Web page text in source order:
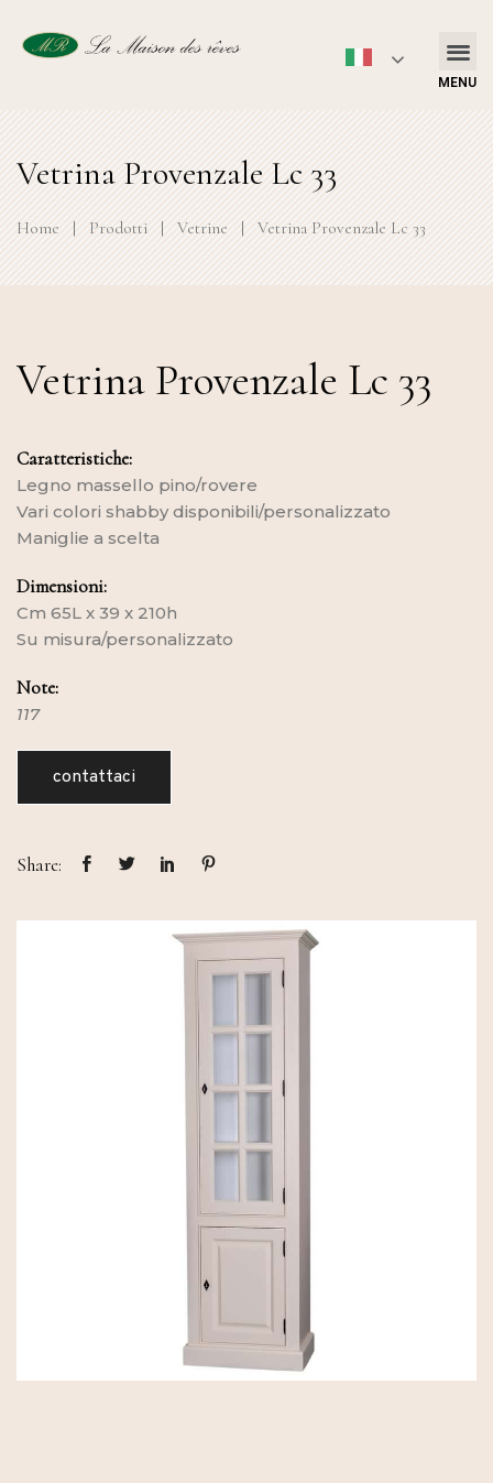
MENU
Vetrina Provenzale Lc 33
Home | Prodotti | Vetrine | Vetrina Provenzale Lc 33
Vetrina Provenzale Lc 33
Caratteristiche:
Legno massello pino/rovere
Vari colori shabby disponibili/personalizzato
Maniglie a scelta
Dimensioni:
Cm 65L x 39 x 210h
Su misura/personalizzato
Note:
117
contattaci
Share: